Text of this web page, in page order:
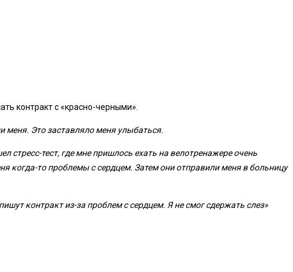
контракт с «красно-черными».
меня. Это заставляло меня улыбаться.
стресс-тест, где мне пришлось ехать на велотренажере очень
когда-то проблемы с сердцем. Затем они отправили меня в больницу
контракт из-за проблем с сердцем. Я не смог сдержать слез»